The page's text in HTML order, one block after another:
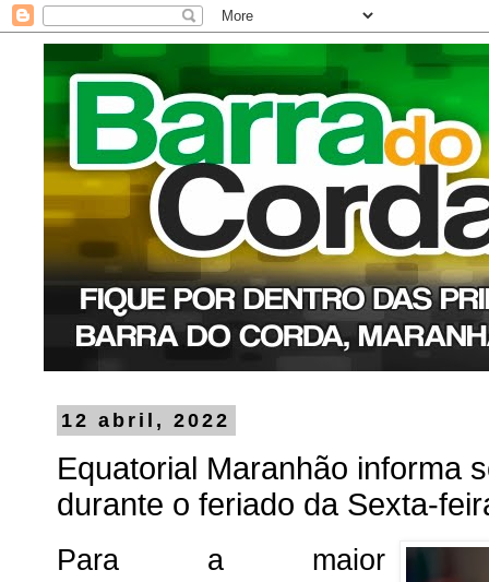
12 abril, 2022
Equatorial Maranhão informa
durante o feriado da Sexta-
Para a maior